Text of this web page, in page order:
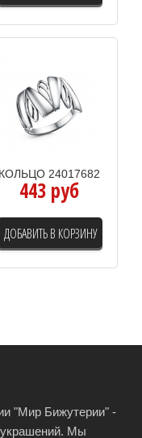
КОЛЬЦО 24017682
443 руб
ДОБАВИТЬ В КОРЗИНУ
"Мир Бижутерии" -
украшений. Мы